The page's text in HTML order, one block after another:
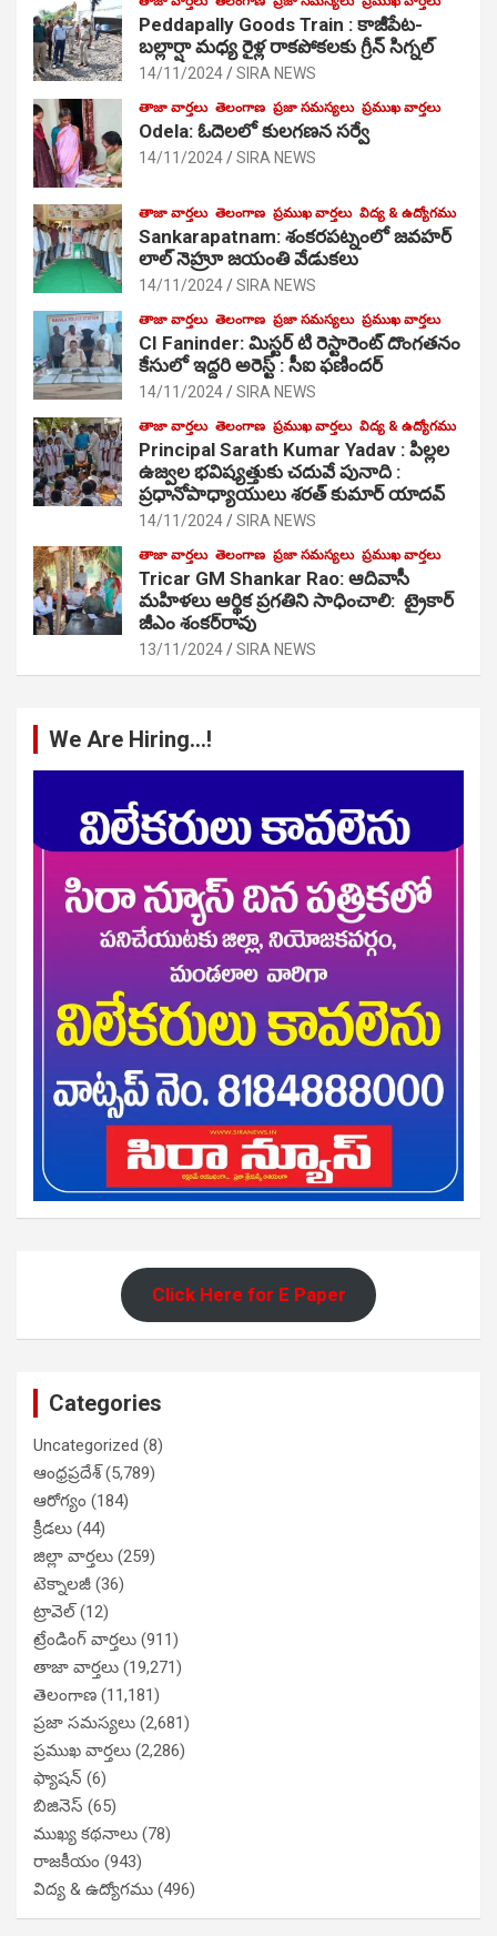
Peddapally Goods Train : కాజీపేట-
బల్లార్షా మధ్య రైళ్ల రాకపోకలకు గ్రీన్ సిగ్నల్
14/11/2024 SIRA NEWS
తాజా వార్తలు తెలంగాణ ప్రజా సమస్యలు ప్రముఖ వార్తలు
Odela: ఓదెలలో కులగణన సర్వే
14/11/2024 SIRA NEWS
తాజా వార్తలు తెలంగాణ ప్రముఖ వార్తలు విద్య & ఉద్యోగము
Sankarapatnam: శంకరపట్నంలో జవహర్
లాల్ నెహ్రూ జయంతి వేడుకలు
14/11/2024 SIRA NEWS
తాజా వార్తలు తెలంగాణ ప్రజా సమస్యలు ప్రముఖ వార్తలు
CI Faninder: మిస్టర్ టి రెస్టారెంట్ దొంగతనం
కేసులో ఇద్దరి అరెస్ట్ : సీఐ ఫణిందర్
14/11/2024 SIRA NEWS
తాజా వార్తలు తెలంగాణ ప్రముఖ వార్తలు విద్య & ఉద్యోగము
Principal Sarath Kumar Yadav : పిల్లల
ఉజ్వల భవిష్యత్తుకు చదువే పునాది :
ప్రధానోపాధ్యాయులు శరత్ కుమార్ యాదవ్
14/11/2024 SIRA NEWS
తాజా వార్తలు తెలంగాణ ప్రజా సమస్యలు ప్రముఖ వార్తలు
Tricar GM Shankar Rao: ఆదివాసీ
మహిళలు ఆర్థిక ప్రగతిని సాధించాలి: ట్రైకార్
జీఎం శంకర్‌రావు
13/11/2024 SIRA NEWS
We Are Hiring…!
Click Here for E Paper
Categories
Uncategorized (8)
ఆంధ్రప్రదేశ్(5,789)
ఆరోగ్యం (184)
క్రీడలు (44)
జిల్లా వార్తలు (259)
టెక్నాలజీ (36)
ట్రావెల్(12)
ట్రేండింగ్ వార్తలు (911)
తాజా వార్తలు (19,271)
తెలంగాణ (11,181)
ప్రజా సమస్యలు (2,681)
ప్రముఖ వార్తలు (2,286)
ఫ్యాషన్ (6)
బిజినెస్ (65)
ముఖ్య కథనాలు (78)
రాజకీయం (943)
విద్య & ఉద్యోగము (496)